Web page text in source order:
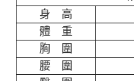
身 高
體 重
胸 圍
腰 圍